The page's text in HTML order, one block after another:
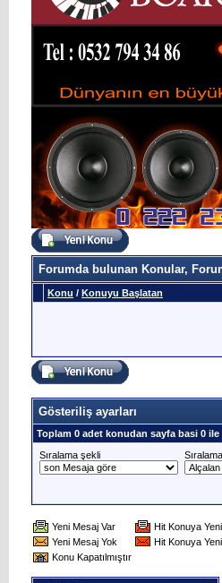
Forumda bulunan Konular,
Konu / Konuyu Başlatan
Gösteriliş ayarları
Toplam 0 adet konudan sayfa basi 0
Sıralama şekli
Yeni Mesaj Var
Hit Konuya
Yeni Mesaj Yok
Hit Konuya
Konu Kapatılmıştır